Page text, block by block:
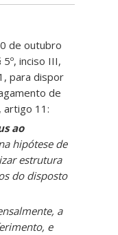
de outubro
inciso III,
para dispor
de
artigo 11:
ao
hipótese de
estrutura
do disposto
a
e